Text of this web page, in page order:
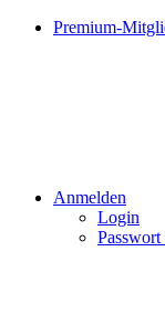
Premium-
Anmelden
Login
Passwort